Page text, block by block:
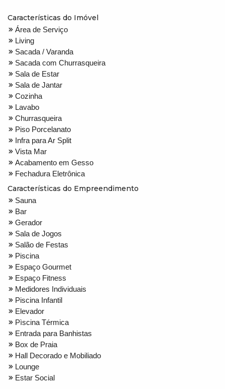
Características do Imóvel
Área de Serviço
Living
Sacada / Varanda
Sacada com Churrasqueira
Sala de Estar
Sala de Jantar
Cozinha
Lavabo
Churrasqueira
Piso Porcelanato
Infra para Ar Split
Vista Mar
Acabamento em Gesso
Fechadura Eletrônica
Características do Empreendimento
Sauna
Bar
Gerador
Sala de Jogos
Salão de Festas
Piscina
Espaço Gourmet
Espaço Fitness
Medidores Individuais
Piscina Infantil
Elevador
Pìscina Térmica
Entrada para Banhistas
Box de Praia
Hall Decorado e Mobiliado
Lounge
Estar Social